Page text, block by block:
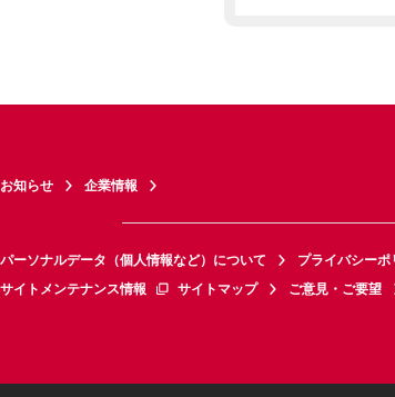
お知らせ 企業情報
パーソナルデータ（個人情報など）について プライバシーポ
サイトメンテナンス情報
サイトマップ ご意見・ご要望